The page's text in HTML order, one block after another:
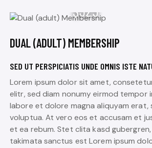
$325
DUAL (ADULT) MEMBERSHIP
SED UT PERSPICIATIS UNDE OMNIS ISTE
Lorem ipsum dolor sit amet,
elitr, sed diam nonumy eirmod tempor
labore et dolore magna aliquyam erat,
voluptua. At vero eos et accusam et
et ea rebum. Stet clita kasd
takimata sanctus est Lorem ipsum